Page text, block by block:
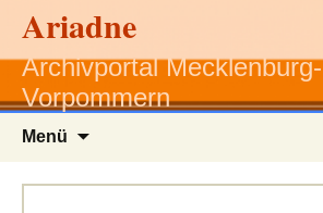
Ariadne
Archivportal Mecklenburg-
Vorpommern
Menü